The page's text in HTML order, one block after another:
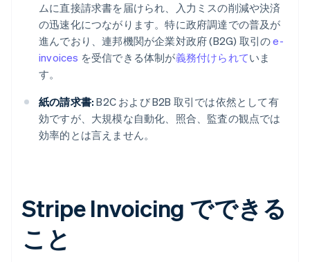
ムに直接請求書を届けられ、入力ミスの削減や決済
の迅速化につながります。特に政府調達での普及が
進んでおり、連邦機関が企業対政府 (B2G) 取引のe-
invoices を受信できる体制が義務付けられていま
す。
紙の請求書: B2C および B2B 取引では依然として有
効ですが、大規模な自動化、照合、監査の観点では
効率的とは言えません。
Stripe Invoicing でできる
こと